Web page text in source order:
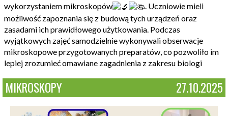
wykorzystaniem mikroskopów
. Uczniowie mieli
możliwość zapoznania się z budową tych urządzeń oraz
zasadami ich prawidłowego użytkowania. Podczas
wyjątkowych zajęć samodzielnie wykonywali obserwacje
mikroskopowe przygotowanych preparatów, co pozwoliło im
lepiej zrozumieć omawiane zagadnienia z zakresu biologi
MIKROSKOPY 27.10.2025